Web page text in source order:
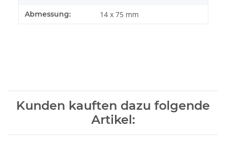
Abmessung: 14 x 75 mm
Kunden kauften dazu folgende
Artikel: